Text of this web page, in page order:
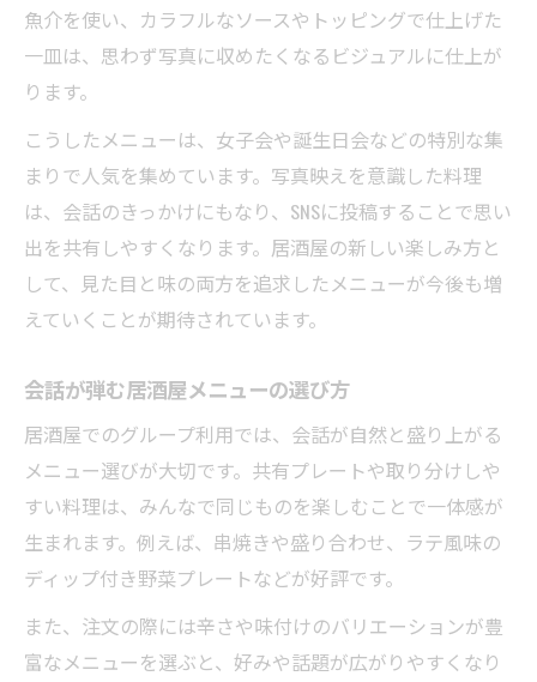
魚介を使い、カラフルなソースやトッピングで仕上げた
一皿は、思わず写真に収めたくなるビジュアルに仕上が
ります。
こうしたメニューは、女子会や誕生日会などの特別な集
まりで人気を集めています。写真映えを意識した料理
は、会話のきっかけにもなり、SNSに投稿することで思い
出を共有しやすくなります。居酒屋の新しい楽しみ方と
して、見た目と味の両方を追求したメニューが今後も増
えていくことが期待されています。
会話が弾む居酒屋メニューの選び方
居酒屋でのグループ利用では、会話が自然と盛り上がる
メニュー選びが大切です。共有プレートや取り分けしや
すい料理は、みんなで同じものを楽しむことで一体感が
生まれます。例えば、串焼きや盛り合わせ、ラテ風味の
ディップ付き野菜プレートなどが好評です。
また、注文の際には辛さや味付けのバリエーションが豊
富なメニューを選ぶと、好みや話題が広がりやすくなり